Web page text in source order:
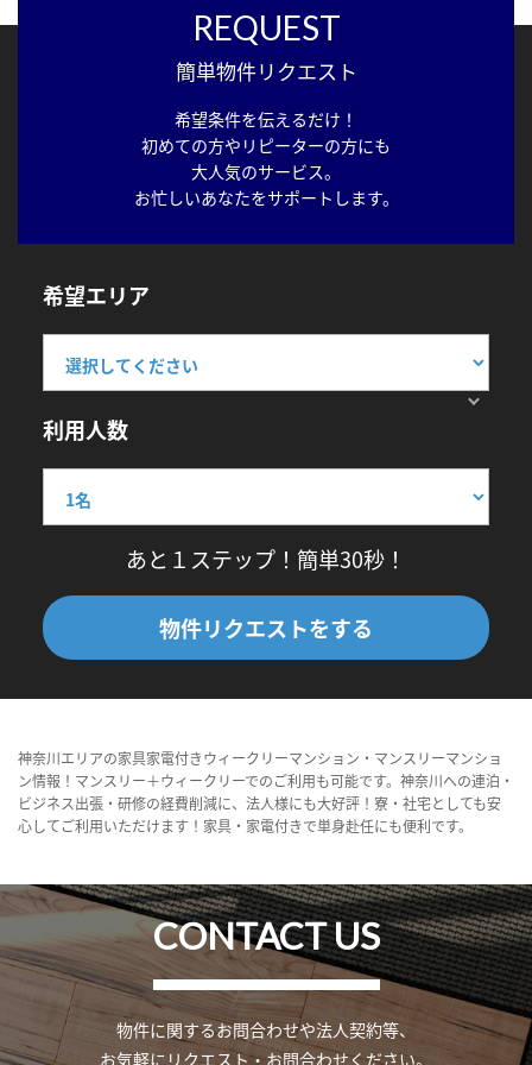
REQUEST
簡単物件リクエスト
希望条件を伝えるだけ！
初めての方やリピーターの方にも
大人気のサービス。
お忙しいあなたをサポートします。
希望エリア
利用人数
あと１ステップ！簡単30秒！
物件リクエストをする
神奈川エリアの家具家電付きウィークリーマンション・マンスリーマンショ
ン情報！マンスリー＋ウィークリーでのご利用も可能です。神奈川への連泊・
ビジネス出張・研修の経費削減に、法人様にも大好評！寮・社宅としても安
心してご利用いただけます！家具・家電付きで単身赴任にも便利です。
CONTACT US
物件に関するお問合わせや法人契約等、
お気軽にリクエスト・お問合わせください。